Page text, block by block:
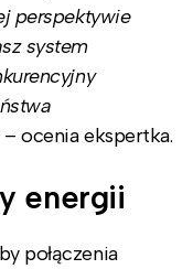
perspektywie
system
– ocenia ekspertka.
energii
połączenia